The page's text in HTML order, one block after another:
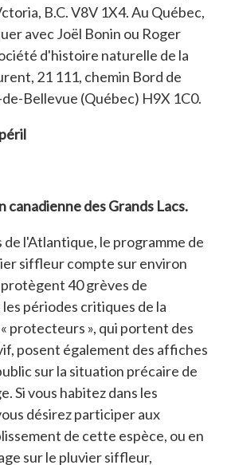
B.C. V8V 1X4. Au Québec,
avec Joël Bonin ou Roger
d'histoire naturelle de la
21 111, chemin Bord de
Bellevue (Québec) H9X 1C0.
canadienne des Grands Lacs.
de l'Atlantique, le programme de
siffleur compte sur environ
40 grèves de
périodes critiques de la
protecteurs », qui portent des
posent également des affiches
sur la situation précaire de
Si vous habitez dans les
désirez participer aux
de cette espèce, ou en
sur le pluvier siffleur,